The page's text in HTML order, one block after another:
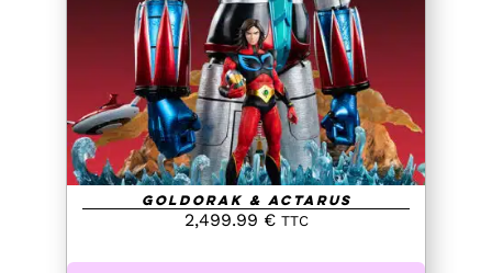
DETAILS
Goldorak & Actarus
2,499.99 € TTC